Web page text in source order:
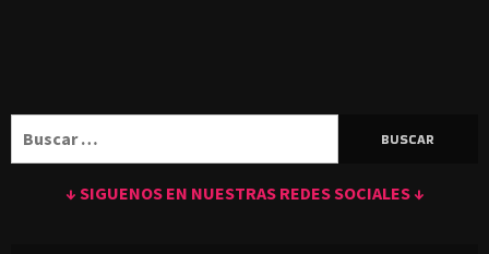
↓ SIGUENOS EN NUESTRAS REDES SOCIALES ↓